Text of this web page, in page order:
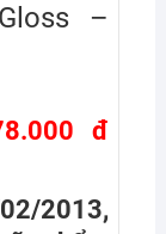
–
đ
2013,